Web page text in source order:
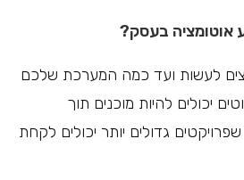
אוטומציה בעסק?
לעשות ועד כמה המערכת שלכם
יכולים להיות מוכנים תוך
גדולים יותר יכולים לקחת